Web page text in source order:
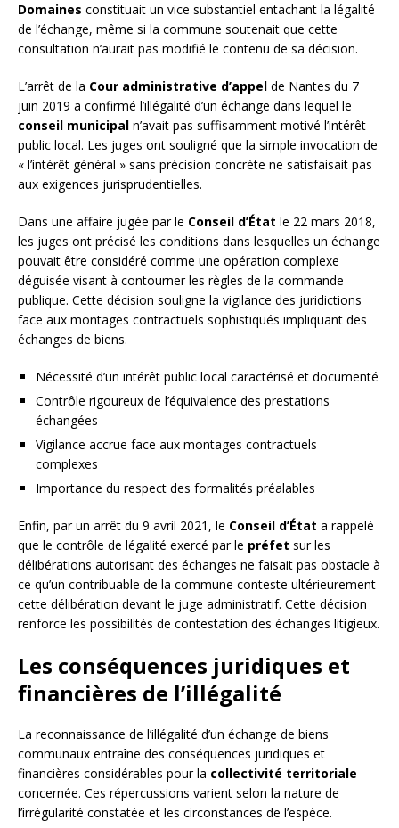
Domaines constituait un vice substantiel entachant la légalité
de l’échange, même si la commune soutenait que cette
consultation n’aurait pas modifié le contenu de sa décision.
L’arrêt de la Cour administrative d’appel de Nantes du 7
juin 2019 a confirmé l’illégalité d’un échange dans lequel le
conseil municipal n’avait pas suffisamment motivé l’intérêt
public local. Les juges ont souligné que la simple invocation de
« l’intérêt général » sans précision concrète ne satisfaisait pas
aux exigences jurisprudentielles.
Dans une affaire jugée par le Conseil d’État le 22 mars 2018,
les juges ont précisé les conditions dans lesquelles un échange
pouvait être considéré comme une opération complexe
déguisée visant à contourner les règles de la commande
publique. Cette décision souligne la vigilance des juridictions
face aux montages contractuels sophistiqués impliquant des
échanges de biens.
Nécessité d’un intérêt public local caractérisé et documenté
Contrôle rigoureux de l’équivalence des prestations
échangées
Vigilance accrue face aux montages contractuels
complexes
Importance du respect des formalités préalables
Enfin, par un arrêt du 9 avril 2021, le Conseil d’État a rappelé
que le contrôle de légalité exercé par le préfet sur les
délibérations autorisant des échanges ne faisait pas obstacle à
ce qu’un contribuable de la commune conteste ultérieurement
cette délibération devant le juge administratif. Cette décision
renforce les possibilités de contestation des échanges litigieux.
Les conséquences juridiques et
financières de l’illégalité
La reconnaissance de l’illégalité d’un échange de biens
communaux entraîne des conséquences juridiques et
financières considérables pour la collectivité territoriale
concernée. Ces répercussions varient selon la nature de
l’irrégularité constatée et les circonstances de l’espèce.